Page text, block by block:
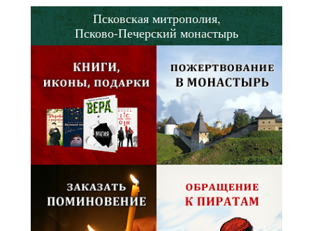
Псковская митрополия,
Псково-Печерский монастырь